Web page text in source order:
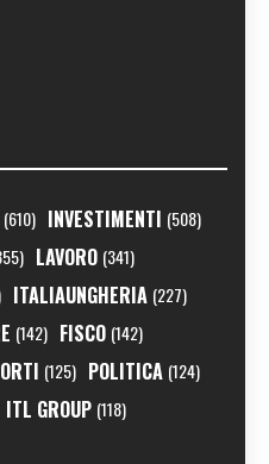
(610) INVESTIMENTI (508)
LAVORO (341)
ITALIAUNGHERIA (227)
(142) FISCO (142)
(125) POLITICA (124)
ITL GROUP (118)